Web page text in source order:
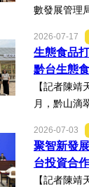
數發展管理
4日，在
作懇談會黔
接會上表示
能產業對接
2026-07-17
生態食品
黔台生態
【記者陳
月，黔山滴
臺灣經貿交
品專項對接
行。近30名
州生態食品
2026-07-03
聚智新發
台投資合
日在天津
【記者陳